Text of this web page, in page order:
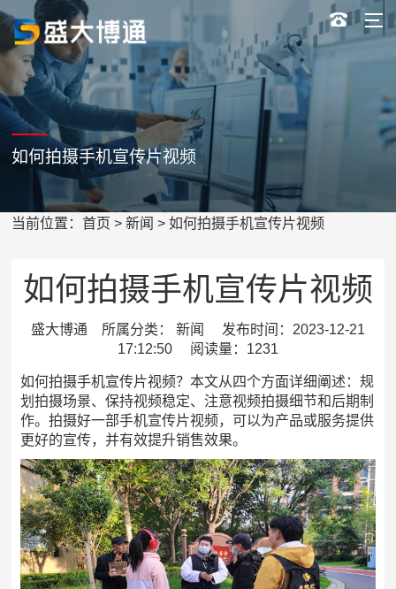
如何拍摄手机宣传片视频
当前位置：首页 >新闻 > 如何拍摄手机宣传片视频
如何拍摄手机宣传片视频
盛大博通 所属分类： 新闻 发布时间：2023-12-21
17:12:50 阅读量：1231
如何拍摄手机宣传片视频？本文从四个方面详细阐述：规
划拍摄场景、保持视频稳定、注意视频拍摄细节和后期制
作。拍摄好一部手机宣传片视频，可以为产品或服务提供
更好的宣传，并有效提升销售效果。